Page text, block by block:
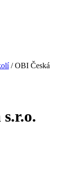
/OBI Česká